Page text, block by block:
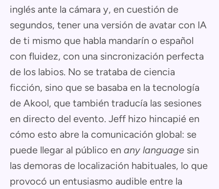
inglés ante la cámara y, en cuestión de
segundos, tener una versión de avatar con IA
de ti mismo que habla mandarín o español
con fluidez, con una sincronización perfecta
de los labios. No se trataba de ciencia
ficción, sino que se basaba en la tecnología
de Akool, que también traducía las sesiones
en directo del evento. Jeff hizo hincapié en
cómo esto abre la comunicación global: se
puede llegar al público en any language sin
las demoras de localización habituales, lo que
provocó un entusiasmo audible entre la